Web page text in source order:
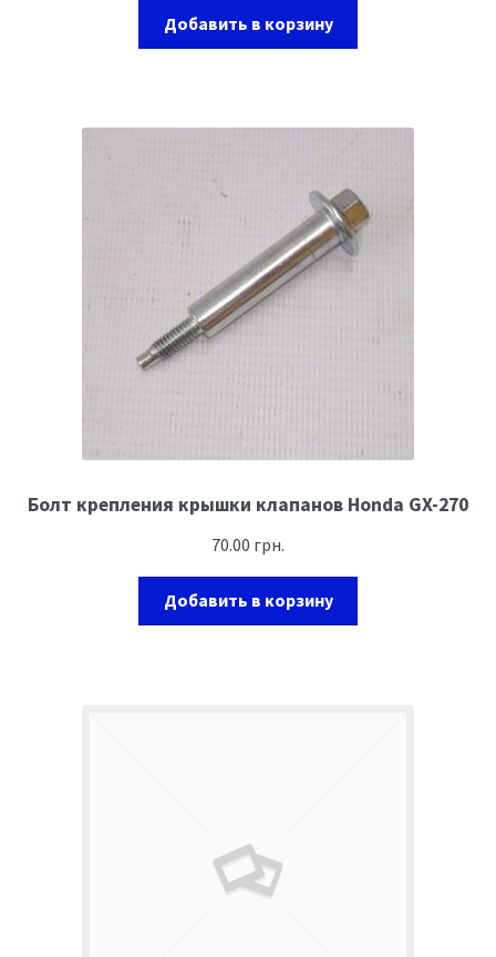
Добавить в корзину
Болт крепления крышки клапанов Honda GX-270
70.00 грн.
Добавить в корзину